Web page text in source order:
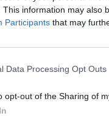
This information may also
Participants that may
Data Processing Opt Outs
opt-out of the Sharing of
και γρήγορων
πόσα θα
Ο νέος
και
λίγες ημέρες
η περίοδος των